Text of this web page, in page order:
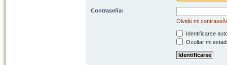
Contraseña:
Olvidé mi
Identificarse
Ocultar mi